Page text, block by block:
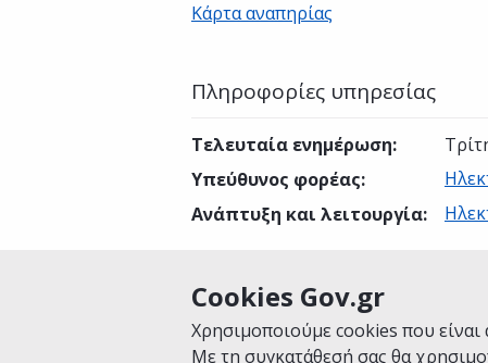
Cookies Gov.gr
Χρησιμοποιούμε cookies που είναι
Με τη συγκατάθεσή σας θα
Κάρτα αναπηρίας
Πληροφορίες υπηρεσίας
Τελευταία ενημέρωση:
Υπεύθυνος φορέας:
Ανάπτυξη και λειτουργία:
Είναι χρήσιμη αυτή η σελίδα;